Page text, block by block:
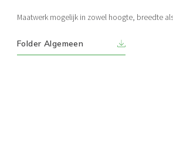
Maatwerk mogelijk in zowel hoogte, breedte
Folder Algemeen